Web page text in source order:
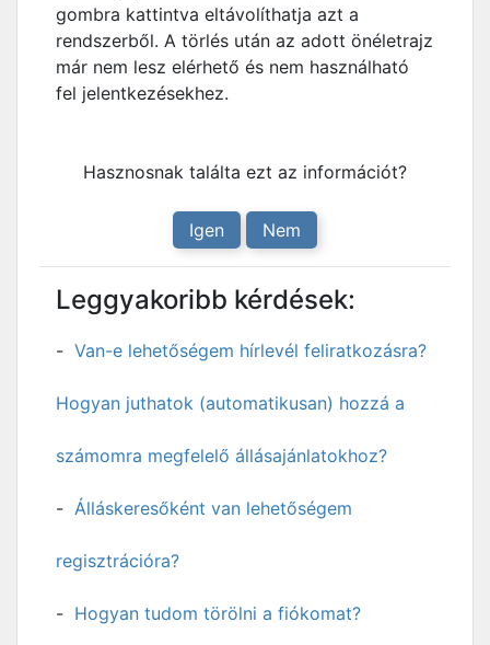
gombra kattintva eltávolíthatja azt a
rendszerből. A törlés után az adott önéletrajz
már nem lesz elérhető és nem használható
fel jelentkezésekhez.
Hasznosnak találta ezt az információt?
Igen Nem
Leggyakoribb kérdések:
Van-e lehetőségem hírlevél feliratkozásra?
Hogyan juthatok (automatikusan) hozzá a
számomra megfelelő állásajánlatokhoz?
Álláskeresőként van lehetőségem
regisztrációra?
Hogyan tudom törölni a fiókomat?